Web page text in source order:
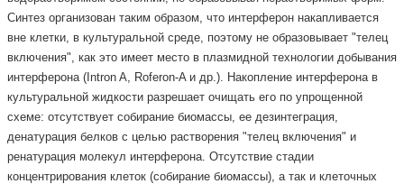
Синтез организован таким образом, что интерферон накапливается
вне клетки, в культуральной среде, поэтому не образовывает "телец
включения", как это имеет место в плазмидной технологии добывания
интерферона (Intron A, Roferon-A и др.). Накопление интерферона в
культуральной жидкости разрешает очищать его по упрощенной
схеме: отсутствует собирание биомассы, ее дезинтеграция,
денатурация белков с целью растворения "телец включения" и
ренатурация молекул интерферона. Отсутствие стадии
концентрирования клеток (собирание биомассы), а так и клеточных